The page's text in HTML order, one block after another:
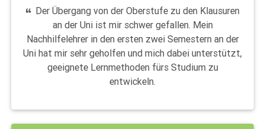
Der Übergang von der Oberstufe zu den Klausuren
an der Uni ist mir schwer gefallen. Mein
Nachhilfelehrer in den ersten zwei Semestern an der
Uni hat mir sehr geholfen und mich dabei unterstützt,
geeignete Lernmethoden fürs Studium zu
entwickeln.